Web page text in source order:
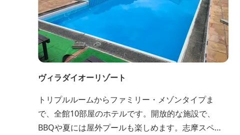
ヴィラダイオーリゾート
トリプルルームからファミリー・メゾンタイプま
で、全館10部屋のホテルです。開放的な施設で、
BBQや夏には屋外プールも楽しめます。志摩スペイ